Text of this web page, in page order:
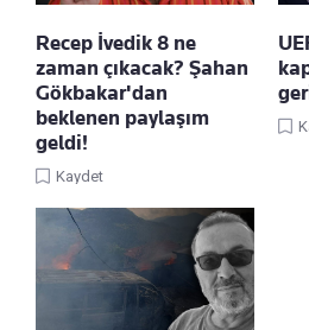
Recep İvedik 8 ne
zaman çıkacak? Şahan
Gökbakar'dan
beklenen paylaşım
geldi!
Kaydet